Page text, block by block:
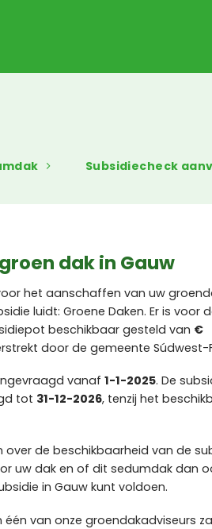
Subsidiecheck
dak in Gauw
het aanschaffen van uw
luidt: Groene Daken. Er is voor
beschikbaar gesteld van €
door de gemeente Súdwest-
vanaf 1-1-2025. De
tot 31-12-2026, tenzij het
de beschikbaarheid van de
uw dak en of dit sedumdak dan
in Gauw kunt voldoen.
één van onze groendakadviseurs